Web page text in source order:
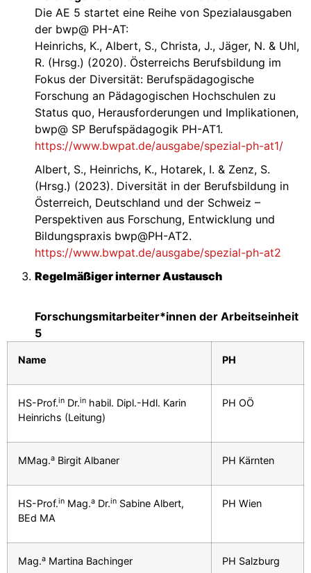
Die AE 5 startet eine Reihe von Spezialausgaben
der bwp@ PH-AT:
Heinrichs, K., Albert, S., Christa, J., Jäger, N. & Uhl,
R. (Hrsg.) (2020). Österreichs Berufsbildung im
Fokus der Diversität: Berufspädagogische
Forschung an Pädagogischen Hochschulen zu
Status quo, Herausforderungen und Implikationen,
bwp@ SP Berufspädagogik PH-AT1.
https://www.bwpat.de/ausgabe/spezial-ph-at1/
Albert, S., Heinrichs, K., Hotarek, I. & Zenz, S.
(Hrsg.) (2023). Diversität in der Berufsbildung in
Österreich, Deutschland und der Schweiz –
Perspektiven aus Forschung, Entwicklung und
Bildungspraxis bwp@PH-AT2.
https://www.bwpat.de/ausgabe/spezial-ph-at2
Regelmäßiger interner Austausch
Forschungsmitarbeiter*innen der Arbeitseinheit
5
Name PH
HS-Prof.in Dr.in habil. Dipl.-Hdl. Karin
Heinrichs (Leitung)
PH OÖ
MMag.a Birgit Albaner PH Kärnten
HS-Prof.in Mag.a Dr.in Sabine Albert,
BEd MA
PH Wien
Mag.a Martina Bachinger PH Salzburg